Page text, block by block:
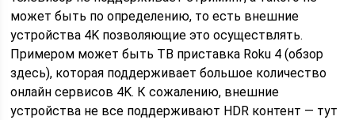
может быть по определению, то есть внешние
устройства 4K позволяющие это осуществлять.
Примером может быть ТВ приставка Roku 4 (обзор
здесь), которая поддерживает большое количество
онлайн сервисов 4K. К сожалению, внешние
устройства не все поддерживают HDR контент — тут